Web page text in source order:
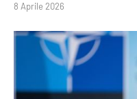
8 Aprile 2026